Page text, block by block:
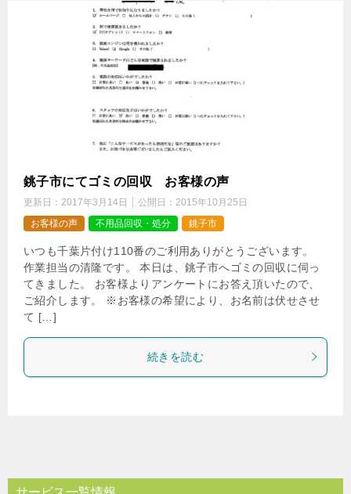
銚子市にてゴミの回収 お客様の声
更新日： 2017年3月14日 公開日： 2015年10月25日
お客様の声
不用品回収・処分 銚子市
いつも千葉片付け110番のご利用ありがとうございます。
作業担当の清隆です。 本日は、銚子市へゴミの回収に伺っ
てきました。 お客様よりアンケートにお答え頂いたので、
ご紹介します。 ※お客様の希望により、お名前は伏せさせ
て […]
続きを読む